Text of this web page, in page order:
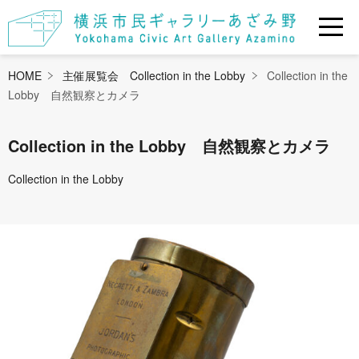
HOME 主催展覧会 Collection in the Lobby
Collection in the
Lobby 自然観察とカメラ
Collection in the Lobby 自然観察とカメラ
Collection in the Lobby